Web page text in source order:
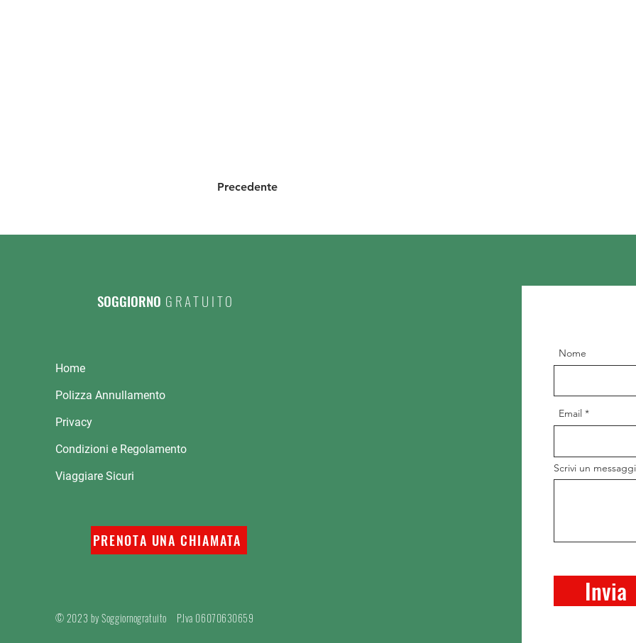
Precedente
SOGGIORNO GRATUITO
Home
Polizza Annullamento
Privacy
Condizioni e Regolamento
Viaggiare Sicuri
PRENOTA UNA CHIAMATA
© 2023 by Soggiornogratuito P.Iva 06070630659
Nome
Email
Scrivi un
Invia